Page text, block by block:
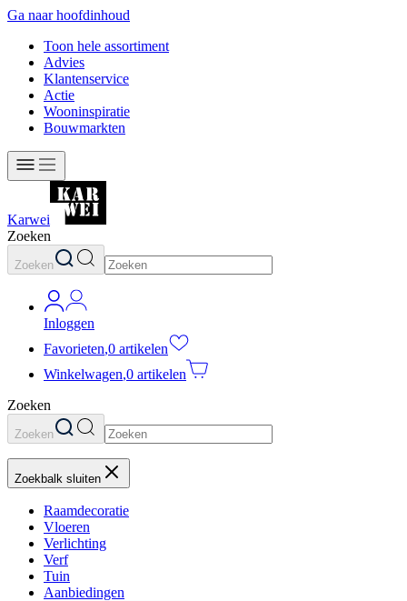
Ga naar hoofdinhoud
Toon hele assortiment
Advies
Klantenservice
Actie
Wooninspiratie
Bouwmarkten
Karwei
Zoeken
Zoeken
Inloggen
Favorieten,0 artikelen
Winkelwagen,0 artikelen
Zoeken
Zoeken
Zoekbalk sluiten
Raamdecoratie
Vloeren
Verlichting
Verf
Tuin
Aanbiedingen